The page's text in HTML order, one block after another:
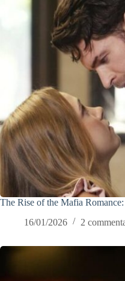
The Rise of the Mafia
16/01/2026
2